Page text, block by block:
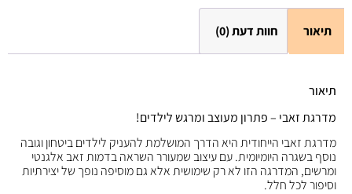
תיאור חוות דעת (0)
תיאור
מדרגת זאבי – פתרון מעוצב ומרגש לילדים!
מדרגת זאבי הייחודית היא הדרך המושלמת להעניק לילדים ביטחון וגובה
נוסף בשגרה היומיומית. עם עיצוב שמעורר השראה בדמות זאב אלגנטי
ומרשים, המדרגה הזו לא רק שימושית אלא גם מוסיפה נופך של יצירתיות
וסיפור לכל חלל.